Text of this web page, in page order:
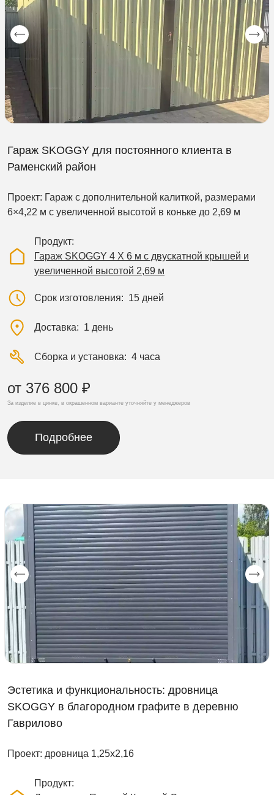
Гараж SKOGGY для постоянного клиента в
Раменский район
Проект: Гараж с дополнительной калиткой, размерами
6×4,22 м с увеличенной высотой в коньке до 2,69 м
Продукт
Гараж SKOGGY 4 Х 6 м с двускатной крышей и
увеличенной высотой 2,69 м
Срок изготовления 15 дней
Доставка 1 день
Сборка и установка 4 часа
от 376 800 ₽
За изделие в цинке, в окрашенном варианте уточняйте у менеджеров
Подробнее
Эстетика и функциональность: дровница
SKOGGY в благородном графите в деревню
Гаврилово
Проект: дровница 1,25х2,16
Продукт